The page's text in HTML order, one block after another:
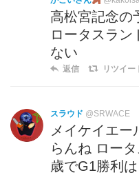
高松宮記念の
ロータスラン
ない
返信 リツイー
スラウド @SRWACE
メイケイエ
らんね ロー
歳でG1勝利